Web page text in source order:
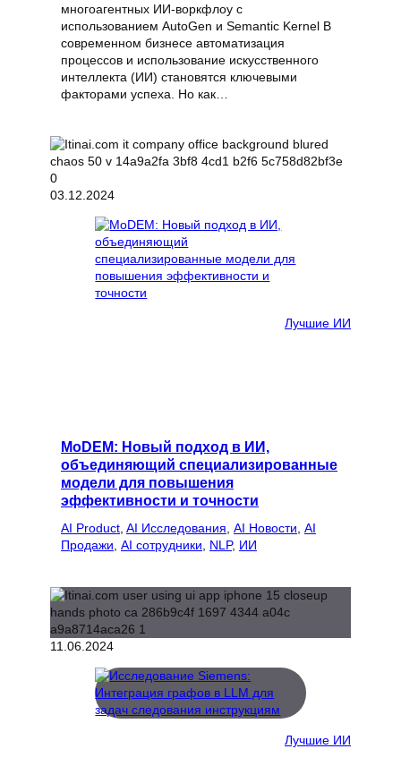
многоагентных ИИ-воркфлоу с
использованием AutoGen и Semantic Kernel В
современном бизнесе автоматизация
процессов и использование искусственного
интеллекта (ИИ) становятся ключевыми
факторами успеха. Но как…
03.12.2024
Лучшие ИИ
MoDEM: Новый подход в ИИ,
объединяющий специализированные
модели для повышения
эффективности и точности
AI Product AI Исследования AI Новости AI
Продажи AI сотрудники NLP, ИИ
11.06.2024
Лучшие ИИ